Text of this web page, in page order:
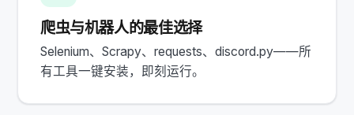
爬虫与机器人的最佳选择
Selenium、Scrapy、requests、discord.py——所
有工具一键安装，即刻运行。